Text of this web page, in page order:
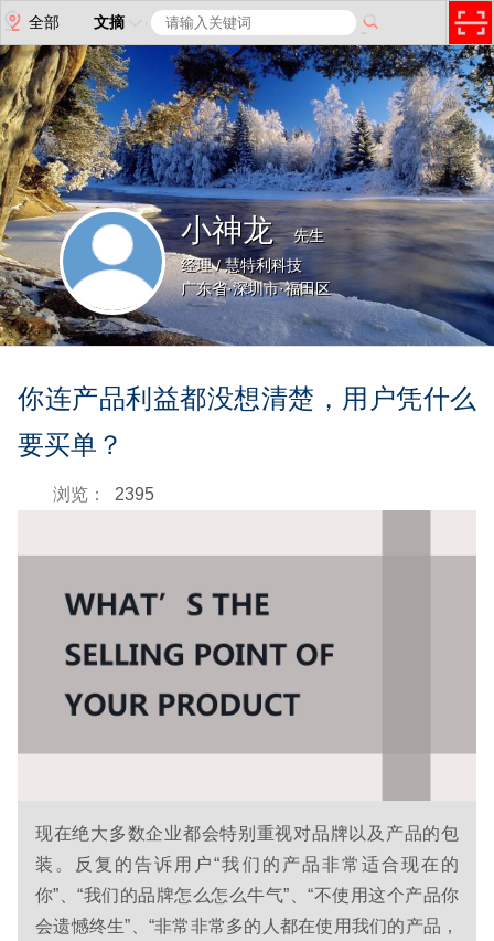
全部 文摘
小神龙
先生
经理 / 慧特利科技
广东省·深圳市·福田区
你连产品利益都没想清楚，用户凭什么
要买单？
浏览： 2395
现在绝大多数企业都会特别重视对品牌以及产品的包
装。反复的告诉用户“我们的产品非常适合现在的
你”、“我们的品牌怎么怎么牛气”、“不使用这个产品你
会遗憾终生”、“非常非常多的人都在使用我们的产品，